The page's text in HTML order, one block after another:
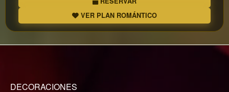
VER PLAN ROMÁNTICO
DECORACIONES